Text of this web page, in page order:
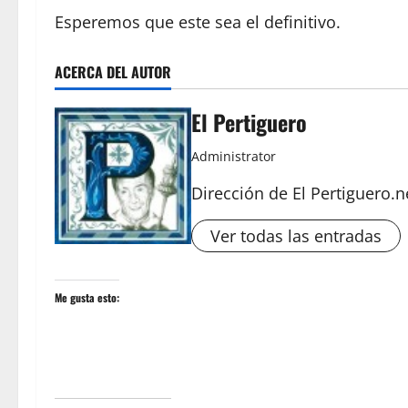
Esperemos que este sea el definitivo.
ACERCA DEL AUTOR
El Pertiguero
Administrator
Dirección de El
Ver todas las entradas
Me gusta esto: